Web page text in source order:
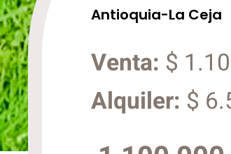
Antioquia-La Ceja
Venta: $
Alquiler: $